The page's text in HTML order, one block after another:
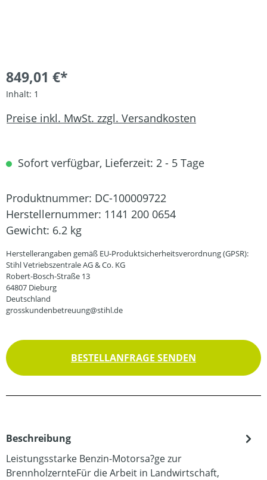
849,01 €*
Inhalt: 1
Preise inkl. MwSt. zzgl. Versandkosten
Sofort verfügbar, Lieferzeit: 2 - 5 Tage
Produktnummer: DC-100009722
Herstellernummer: 1141 200 0654
Gewicht: 6.2 kg
Herstellerangaben gemäß EU-Produktsicherheitsverordnung (GPSR):
Stihl Vetriebszentrale AG & Co. KG
Robert-Bosch-Straße 13
64807 Dieburg
Deutschland
grosskundenbetreuung@stihl.de
BESTELLANFRAGE SENDEN
Beschreibung
Leistungsstarke Benzin-Motorsa?ge zur
BrennholzernteFür die Arbeit in Landwirtschaft,